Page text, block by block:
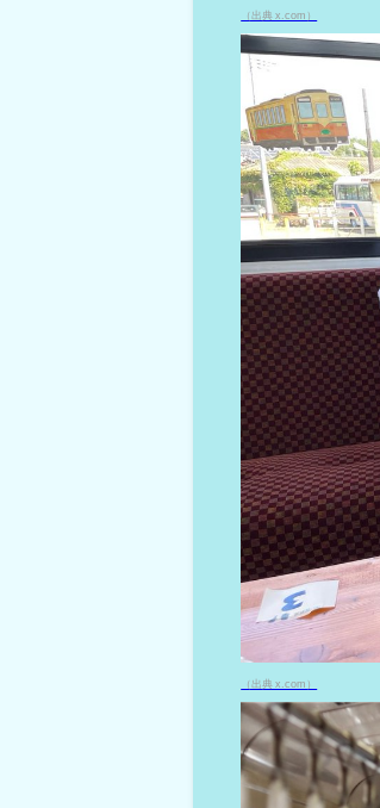
（出典 x.com）
（出典 x.com）